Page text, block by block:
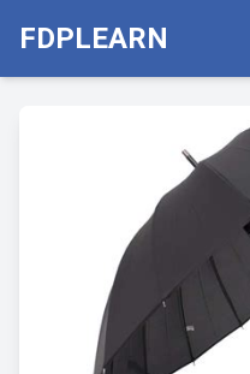
FDPLEARN